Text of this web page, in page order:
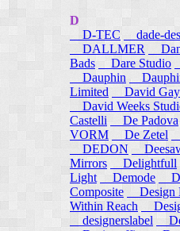
D
D-TEC
dade-
DALLMER
Bads
Dare Studio
Dauphin
Limited
David
David Weeks
Castelli
De Padova
VORM
De Zetel
DEDON
Mirrors
Delightfull
Light
Demode
Composite
Design
Within Reach
designerslabel